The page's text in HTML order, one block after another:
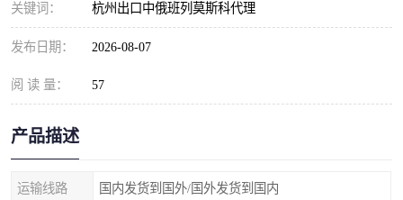
关键词： 杭州出口中俄班列莫斯科代理
发布日期： 2026-08-07
阅 读 量： 57
产品描述
运输线路 国内发货到国外/国外发货到国内